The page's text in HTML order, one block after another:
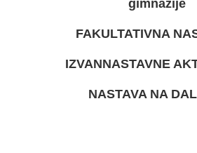
gimnazije
FAKULTATIVNA
IZVANNASTAVNE
NASTAVA NA